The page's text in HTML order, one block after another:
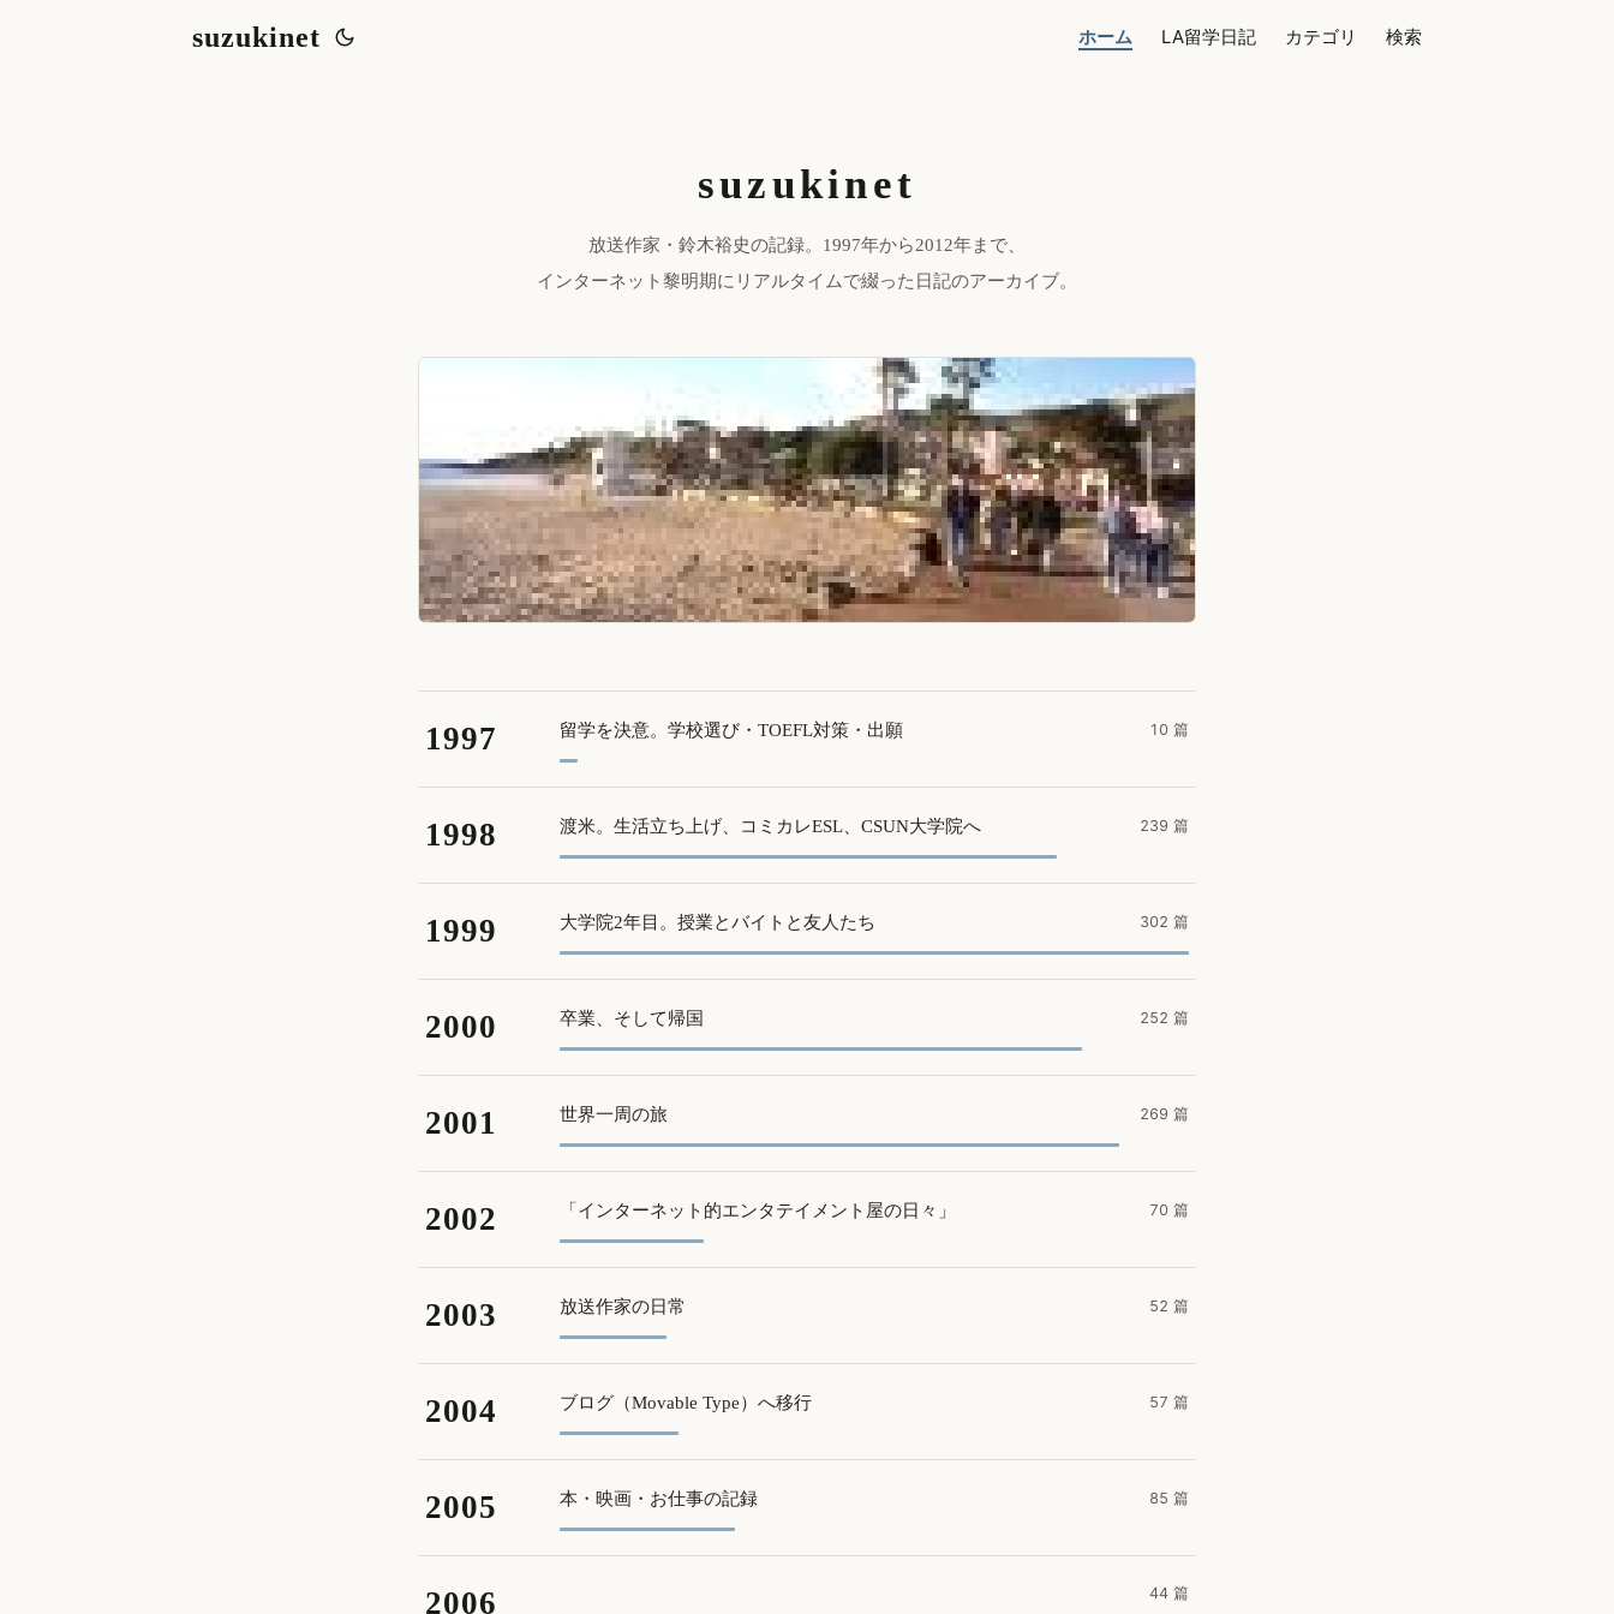
suzukinet ホーム LA留学日記 カテゴリ 検索
suzukinet
放送作家・鈴木裕史の記録。1997年から2012年まで、
インターネット黎明期にリアルタイムで綴った日記のアーカイブ。
Los Angeles 留学日記
1997 留学を決意。学校選び・TOEFL対策・出願 10 篇
1998 渡米。生活立ち上げ、コミカレESL、CSUN大学院へ 239 篇
1999 大学院2年目。授業とバイトと友人たち 302 篇
2000 卒業、そして帰国 252 篇
2001 世界一周の旅 269 篇
2002 「インターネット的エンタテイメント屋の日々」 70 篇
2003 放送作家の日常 52 篇
2004 ブログ（Movable Type）へ移行 57 篇
2005 本・映画・お仕事の記録 85 篇
2006 44 篇